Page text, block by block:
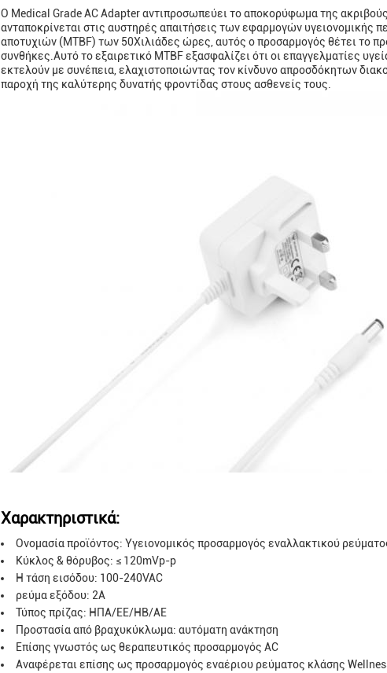
Ο Medical Grade AC Adapter αντιπροσωπεύει το αποκορύφωμα της ακριβούς
ανταποκρίνεται στις αυστηρές απαιτήσεις των εφαρμογών
αποτυχιών (MTBF) των 50Χιλιάδες ώρες, αυτός ο προσαρμογός θέτει το
συνθήκες.Αυτό το εξαιρετικό MTBF εξασφαλίζει ότι οι επαγγελματίες
εκτελούν με συνέπεια, ελαχιστοποιώντας τον κίνδυνο απροσδόκητων
παροχή της καλύτερης δυνατής φροντίδας στους ασθενείς τους.
Χαρακτηριστικά:
Ονομασία προϊόντος: Υγειονομικός προσαρμογός εναλλακτικού
Κύκλος & θόρυβος: ≤ 120mVp-p
Η τάση εισόδου: 100-240VAC
ρεύμα εξόδου: 2A
Τύπος πρίζας: ΗΠΑ/ΕΕ/ΗΒ/ΑΕ
Προστασία από βραχυκύκλωμα: αυτόματη ανάκτηση
Επίσης γνωστός ως θεραπευτικός προσαρμογός AC
Αναφέρεται επίσης ως προσαρμογός εναέριου ρεύματος κλάσης